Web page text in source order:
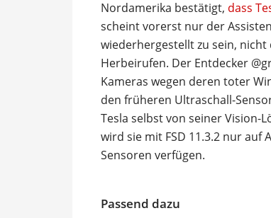
Nordamerika bestätigt, dass
scheint vorerst nur der
wiederhergestellt zu sein,
Herbeirufen. Der Entdecker
Kameras wegen deren toter
den früheren Ultraschall-
Tesla selbst von seiner Vision-
wird sie mit FSD 11.3.2 nur auf
Sensoren verfügen.
Passend dazu